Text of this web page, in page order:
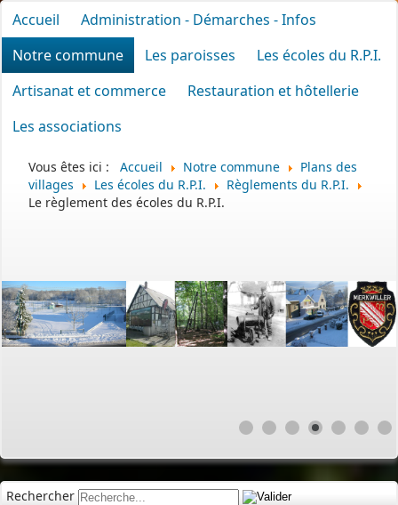
Accueil
Administration - Démarches - Infos
Notre commune
Les paroisses
Les écoles du R.P.I.
Artisanat et commerce
Restauration et hôtellerie
Les associations
Vous êtes ici : Accueil Notre commune
Plans des
villages
Les écoles du R.P.I.
Règlements du R.P.I.
Le règlement des écoles du R.P.I.
Rechercher